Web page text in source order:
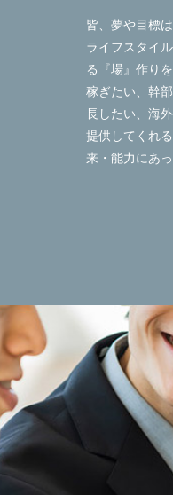
皆、夢や目標
ライフスタイ
る『場』作り
稼ぎたい、幹
長したい、海
提供してくれ
来・能力にあ